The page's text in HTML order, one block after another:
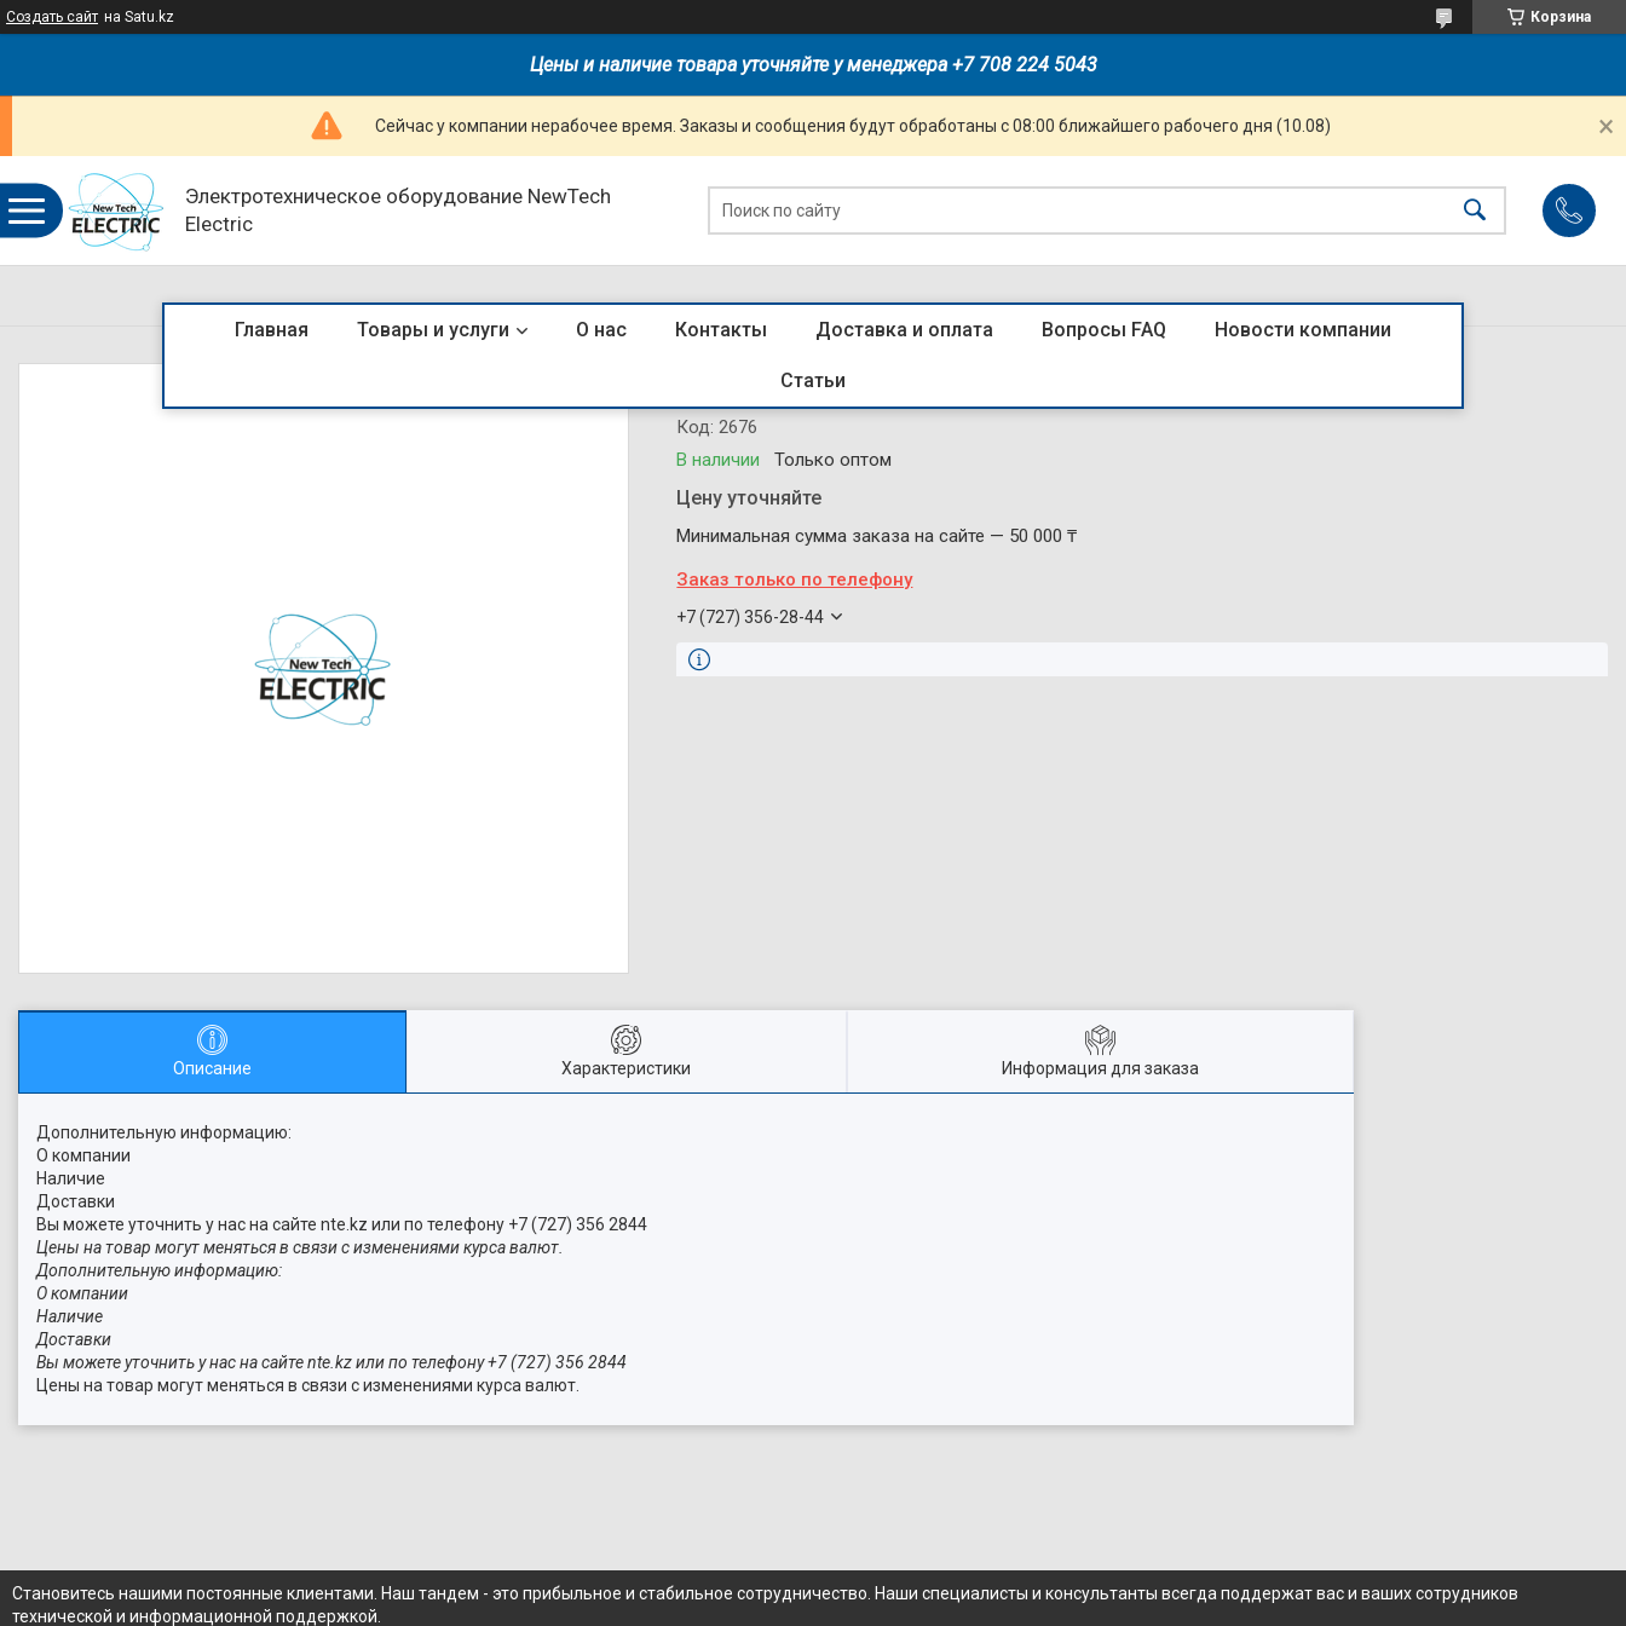
Создать сайт на Satu.kz Корзина
Цены и наличие товара уточняйте у менеджера +7 708 224 5043
Сейчас у компании нерабочее время. Заказы и сообщения будут обработаны с 08:00 ближайшего рабочего дня (10.08)
Электротехническое оборудование NewTech
Electric
Главная Товары и услуги О нас Контакты Доставка и оплата Вопросы FAQ Новости компании
Статьи
I14 роз. 2-я комп+тел КВАРТА (200) РК/Т12-КБ
В наличии Только оптом
Код:2676
Цену уточняйте
Минимальная сумма заказа на сайте — 50 000 ₸
Заказ только по телефону
+7 (727) 356-28-44
Описание Характеристики Информация для заказа
Дополнительную информацию:
О компании
Наличие
Доставки
Вы можете уточнить у нас на сайте nte.kz или по телефону +7 (727) 356 2844
Цены на товар могут меняться в связи с изменениями курса валют.
Дополнительную информацию:
О компании
Наличие
Доставки
Вы можете уточнить у нас на сайте nte.kz или по телефону +7 (727) 356 2844
Цены на товар могут меняться в связи с изменениями курса валют.
Становитесь нашими постоянные клиентами. Наш тандем - это прибыльное и стабильное сотрудничество. Наши специалисты и консультанты всегда поддержат вас и ваших сотрудников
технической и информационной поддержкой.